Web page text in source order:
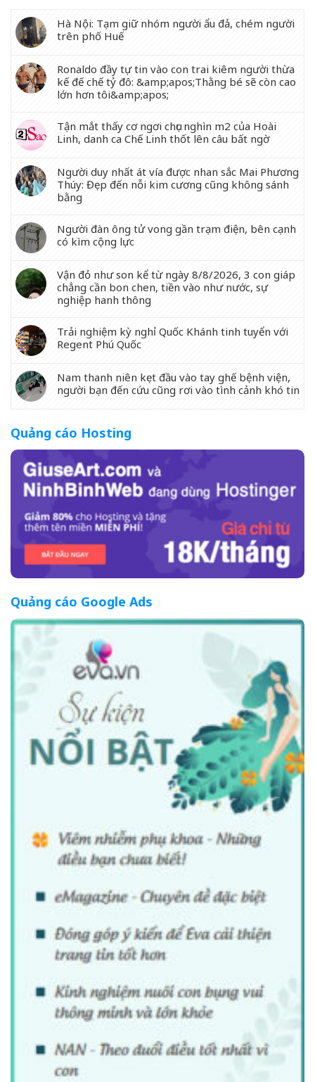
Hà Nội: Tạm giữ nhóm người ẩu đả, chém người
trên phố Huế
Ronaldo đầy tự tin vào con trai kiêm người thừa
kế đế chế tỷ đô: &amp;apos;Thằng bé sẽ còn cao
lớn hơn tôi&amp;apos;
Tận mắt thấy cơ ngơi chục nghìn m2 của Hoài
Linh, danh ca Chế Linh thốt lên câu bất ngờ
Người duy nhất át vía được nhan sắc Mai Phương
Thúy: Đẹp đến nỗi kim cương cũng không sánh
bằng
Người đàn ông tử vong gần trạm điện, bên cạnh
có kìm cộng lực
Vận đỏ như son kể từ ngày 8/8/2026, 3 con giáp
chẳng cần bon chen, tiền vào như nước, sự
nghiệp hanh thông
Trải nghiệm kỳ nghỉ Quốc Khánh tinh tuyển với
Regent Phú Quốc
Nam thanh niên kẹt đầu vào tay ghế bệnh viện,
người bạn đến cứu cũng rơi vào tình cảnh khó tin
Quảng cáo Hosting
Quảng cáo Google Ads